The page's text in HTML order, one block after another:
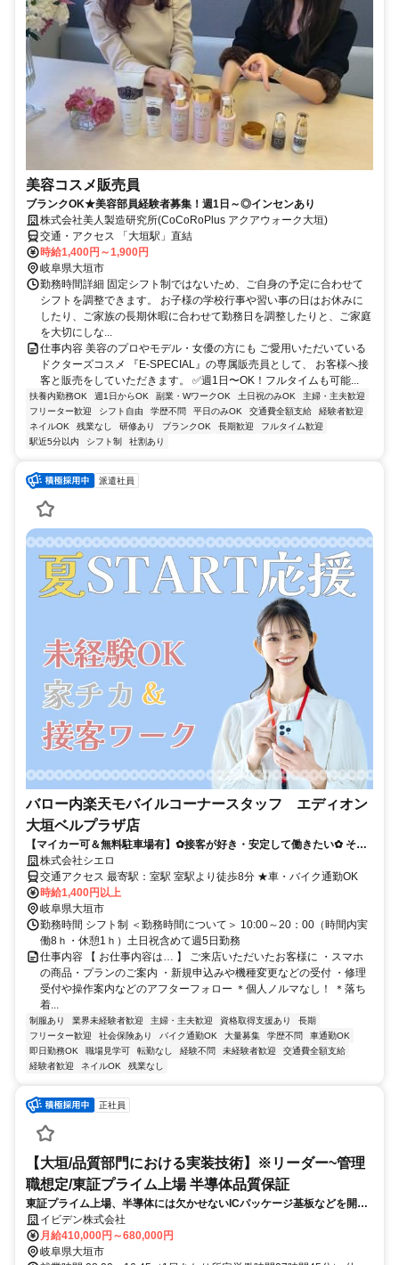
美容コスメ販売員
ブランクOK★美容部員経験者募集！週1日～◎インセンあり
株式会社美人製造研究所(CoCoRoPlus アクアウォーク大垣)
交通・アクセス 「大垣駅」直結
時給1,400円～1,900円
岐阜県大垣市
勤務時間詳細 固定シフト制ではないため、ご自身の予定に合わせて
シフトを調整できます。 お子様の学校行事や習い事の日はお休みに
したり、ご家族の長期休暇に合わせて勤務日を調整したりと、ご家庭
を大切にしな...
仕事内容 美容のプロやモデル・女優の方にも ご愛用いただいている
ドクターズコスメ 『E-SPECIAL』の専属販売員として、 お客様へ接
客と販売をしていただきます。 ✅週1日〜OK！フルタイムも可能...
扶養内勤務OK 週1日からOK 副業・WワークOK 土日祝のみOK
主婦・主夫歓迎
フリーター歓迎
シフト自由 学歴不問 平日のみOK 交通費全額支給
経験者歓迎
ネイルOK
残業なし 研修あり ブランクOK 長期歓迎
フルタイム歓迎
駅近5分以内
シフト制 社割あり
派遣社員
バロー内楽天モバイルコーナースタッフ エディオン
大垣ベルプラザ店
【マイカー可＆無料駐車場有】✿接客が好き・安定して働きたい✿ そん
なあなたにピッタリの職場が見つかる！ 手厚いサポートあり◎
株式会社シエロ
交通アクセス 最寄駅：室駅 室駅より徒歩8分 ★車・バイク通勤OK
時給1,400円以上
岐阜県大垣市
勤務時間 シフト制 ＜勤務時間について＞ 10:00～20：00（時間内実
働8ｈ・休憩1ｈ）土日祝含めて週5日勤務
仕事内容 【 お仕事内容は… 】 ご来店いただいたお客様に ・スマホ
の商品・プランのご案内 ・新規申込みや機種変更などの受付 ・修理
受付や操作案内などのアフターフォロー ＊個人ノルマなし！ ＊落ち
着...
制服あり 業界未経験者歓迎 主婦・主夫歓迎 資格取得支援あり
長期
フリーター歓迎
社会保険あり バイク通勤OK 大量募集 学歴不問
車通勤OK
即日勤務OK
職場見学可 転勤なし 経験不問 未経験者歓迎
交通費全額支給
経験者歓迎
ネイルOK 残業なし
正社員
【大垣/品質部門における実装技術】※リーダー~管理
職想定/東証プライム上場 半導体品質保証
東証プライム上場、半導体には欠かせないICパッケージ基板などを開発
する当社にて、品質部門における実装技術の業務をお任せします。リー
ダー～管理職での採用を想定しております。
イビデン株式会社
月給410,000円～680,000円
岐阜県大垣市